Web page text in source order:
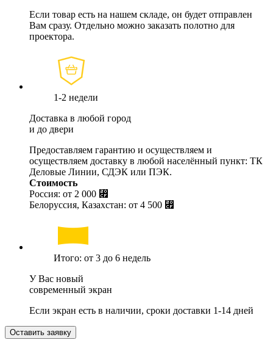
Если товар есть на нашем складе, он будет отправлен
Вам сразу. Отдельно можно заказать полотно для
проектора.
1-2 недели
Доставка в любой город
и до двери
Предоставляем гарантию и осуществляем и
осуществляем доставку в любой населённый пункт: ТК
Деловые Линии, СДЭК или ПЭК.
Стоимость
Россия: от 2 000 ⃏
Белоруссия, Казахстан: от 4 500 ⃏
Итого: от 3 до 6 недель
У Вас новый
современный экран
Если экран есть в наличии, сроки доставки 1-14 дней
Оставить заявку